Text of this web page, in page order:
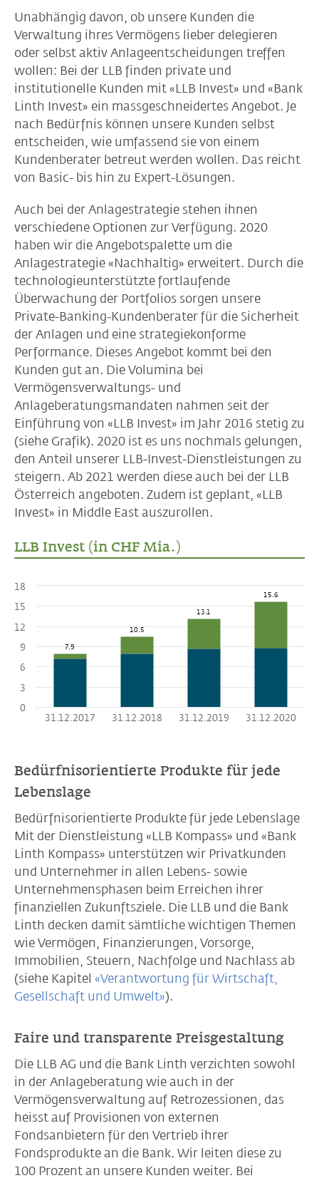
Unabhängig davon, ob unsere Kunden die
Verwaltung ihres Vermögens lieber delegieren
oder selbst aktiv Anlageentscheidungen treffen
wollen: Bei der LLB finden private und
institutionelle Kunden mit «LLB Invest» und «Bank
Linth Invest» ein massgeschneidertes Angebot. Je
nach Bedürfnis können unsere Kunden selbst
entscheiden, wie umfassend sie von einem
Kundenberater betreut werden wollen. Das reicht
von Basic- bis hin zu Expert-Lösungen.
Auch bei der Anlagestrategie stehen ihnen
verschiedene Optionen zur Verfügung. 2020
haben wir die Angebotspalette um die
Anlagestrategie «Nachhaltig» erweitert. Durch die
technologieunterstützte fortlaufende
Überwachung der Portfolios sorgen unsere
Private-Banking-Kundenberater für die Sicherheit
der Anlagen und eine strategiekonforme
Performance. Dieses Angebot kommt bei den
Kunden gut an. Die Volumina bei
Vermögensverwaltungs- und
Anlageberatungsmandaten nahmen seit der
Einführung von «LLB Invest» im Jahr 2016 stetig zu
(siehe Grafik). 2020 ist es uns nochmals gelungen,
den Anteil unserer LLB-Invest-Dienstleistungen zu
steigern. Ab 2021 werden diese auch bei der LLB
Österreich angeboten. Zudem ist geplant, «LLB
Invest» in Middle East auszurollen.
LLB Invest (in CHF Mia.)
7.9
10.5
13.1
15.6
31.12.2017 31.12.2018 31.12.2019 31.12.2020
0
3
6
9
12
15
18
Bedürfnisorientierte Produkte für jede
Lebenslage
Bedürfnisorientierte Produkte für jede Lebenslage
Mit der Dienstleistung «LLB Kompass» und «Bank
Linth Kompass» unterstützen wir Privatkunden
und Unternehmer in allen Lebens- sowie
Unternehmensphasen beim Erreichen ihrer
finanziellen Zukunftsziele. Die LLB und die Bank
Linth decken damit sämtliche wichtigen Themen
wie Vermögen, Finanzierungen, Vorsorge,
Immobilien, Steuern, Nachfolge und Nachlass ab
(siehe Kapitel «Verantwortung für Wirtschaft,
Gesellschaft und Umwelt»).
Faire und transparente Preisgestaltung
Die LLB AG und die Bank Linth verzichten sowohl
in der Anlageberatung wie auch in der
Vermögensverwaltung auf Retrozessionen, das
heisst auf Provisionen von externen
Fondsanbietern für den Vertrieb ihrer
Fondsprodukte an die Bank. Wir leiten diese zu
100 Prozent an unsere Kunden weiter. Bei